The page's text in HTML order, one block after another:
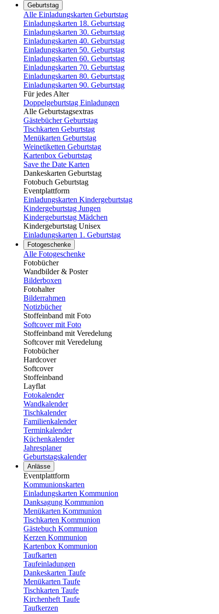
Geburtstag
Alle Einladungskarten Geburtstag
Einladungskarten 18. Geburtstag
Einladungskarten 30. Geburtstag
Einladungskarten 40. Geburtstag
Einladungskarten 50. Geburtstag
Einladungskarten 60. Geburtstag
Einladungskarten 70. Geburtstag
Einladungskarten 80. Geburtstag
Einladungskarten 90. Geburtstag
Für jedes Alter
Doppelgeburtstag Einladungen
Alle Geburtstagsextras
Gästebücher Geburtstag
Tischkarten Geburtstag
Menükarten Geburtstag
Weinetiketten Geburtstag
Kartenbox Geburtstag
Save the Date Karten
Dankeskarten Geburtstag
Fotobuch Geburtstag
Eventplattform
Einladungskarten Kindergeburtstag
Kindergeburtstag Jungen
Kindergeburtstag Mädchen
Kindergeburtstag Unisex
Einladungskarten 1. Geburtstag
Fotogeschenke
Alle Fotogeschenke
Fotobücher
Wandbilder & Poster
Bilderboxen
Fotohalter
Bilderrahmen
Notizbücher
Stoffeinband mit Foto
Softcover mit Foto
Stoffeinband mit Veredelung
Softcover mit Veredelung
Fotobücher
Hardcover
Softcover
Stoffeinband
Layflat
Fotokalender
Wandkalender
Tischkalender
Familienkalender
Terminkalender
Küchenkalender
Jahresplaner
Geburtstagskalender
Anlässe
Eventplattform
Kommunionskarten
Einladungskarten Kommunion
Danksagung Kommunion
Menükarten Kommunion
Tischkarten Kommunion
Gästebuch Kommunion
Kerzen Kommunion
Kartenbox Kommunion
Taufkarten
Taufeinladungen
Dankeskarten Taufe
Menükarten Taufe
Tischkarten Taufe
Kirchenheft Taufe
Taufkerzen